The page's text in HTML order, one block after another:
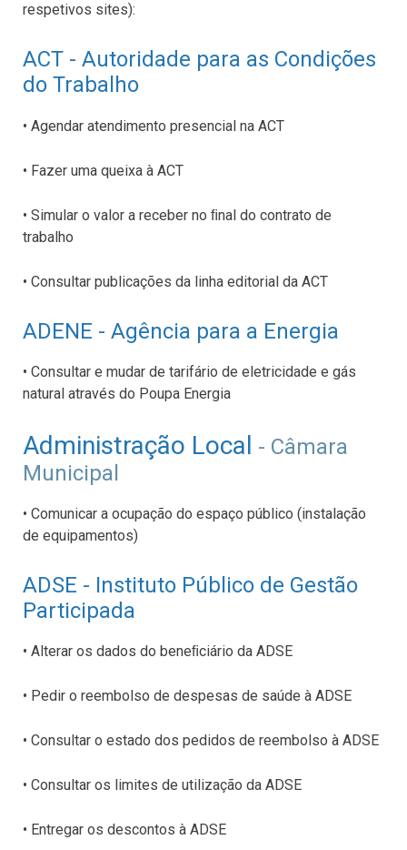
respetivos sites):
ACT - Autoridade para as Condições
do Trabalho
• Agendar atendimento presencial na ACT
• Fazer uma queixa à ACT
• Simular o valor a receber no ﬁnal do contrato de
trabalho
• Consultar publicações da linha editorial da ACT
ADENE - Agência para a Energia
• Consultar e mudar de tarifário de eletricidade e gás
natural através do Poupa Energia
Administração Local - Câmara
Municipal
• Comunicar a ocupação do espaço público (instalação
de equipamentos)
ADSE - Instituto Público de Gestão
Participada
• Alterar os dados do beneﬁciário da ADSE
• Pedir o reembolso de despesas de saúde à ADSE
• Consultar o estado dos pedidos de reembolso à ADSE
• Consultar os limites de utilização da ADSE
• Entregar os descontos à ADSE